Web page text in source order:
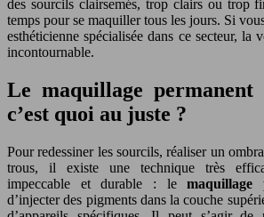
des sourcils clairsemés, trop clairs ou trop
temps pour se maquiller tous les jours. Si
esthéticienne spécialisée dans ce secteur, la
incontournable.
Le maquillage permanent
c’est quoi au juste ?
Pour redessiner les sourcils, réaliser un
trous, il existe une technique très
impeccable et durable : lemaquillage
d’injecter des pigments dans la couche